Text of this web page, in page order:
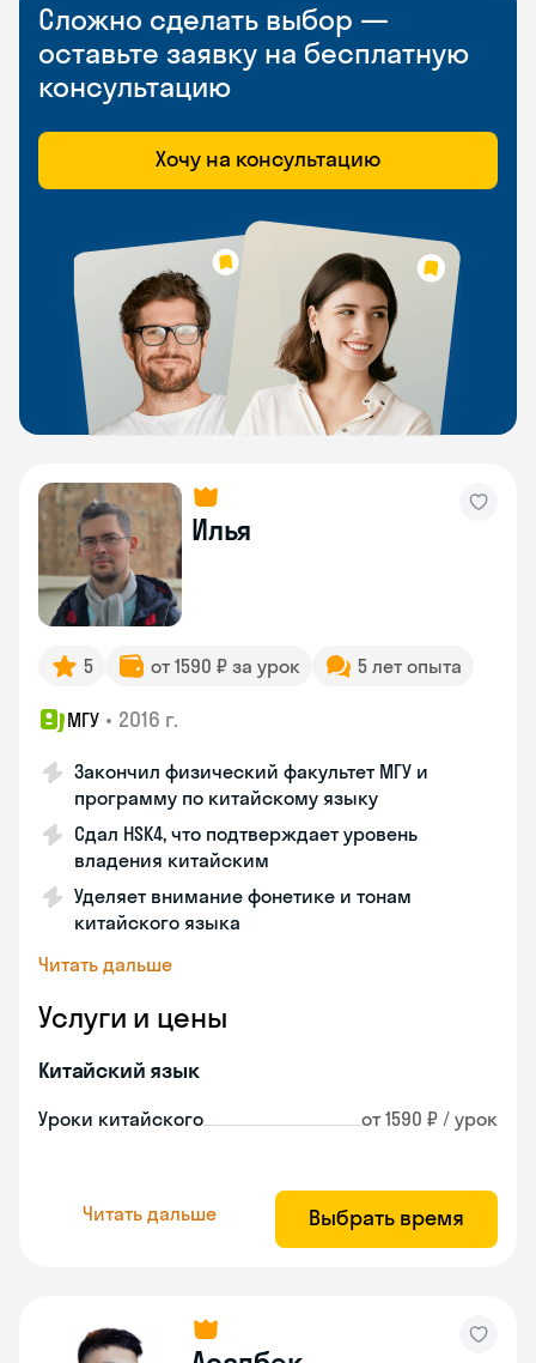
Сложно сделать выбор —
оставьте заявку на бесплатную
консультацию
Хочу на консультацию
Илья
5 от 1590 ₽ за урок 5 лет опыта
МГУ • 2016 г.
Закончил физический факультет МГУ и
программу по китайскому языку
Сдал HSK4, что подтверждает уровень
владения китайским
Уделяет внимание фонетике и тонам
китайского языка
Читать дальше
Услуги и цены
Китайский язык
Уроки китайского от 1590 ₽ / урок
Читать дальше Выбрать время